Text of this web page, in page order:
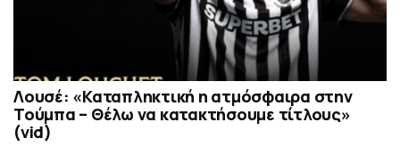
Λουσέ: «Καταπληκτική η ατμόσφαιρα στην
Τούμπα – Θέλω να κατακτήσουμε τίτλους»
(vid)